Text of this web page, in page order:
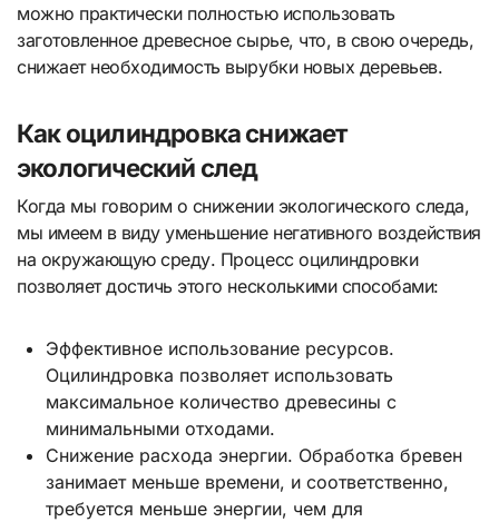
можно практически полностью использовать
заготовленное древесное сырье, что, в свою очередь,
снижает необходимость вырубки новых деревьев.
Как оцилиндровка снижает
экологический след
Когда мы говорим о снижении экологического следа,
мы имеем в виду уменьшение негативного воздействия
на окружающую среду. Процесс оцилиндровки
позволяет достичь этого несколькими способами:
Эффективное использование ресурсов.
Оцилиндровка позволяет использовать
максимальное количество древесины с
минимальными отходами.
Снижение расхода энергии. Обработка бревен
занимает меньше времени, и соответственно,
требуется меньше энергии, чем для